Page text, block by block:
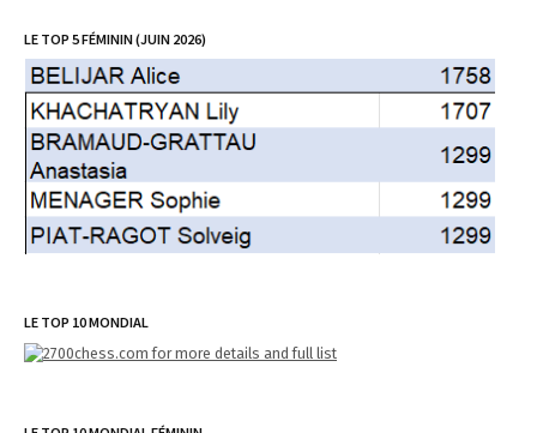
LE TOP 5 FÉMININ (JUIN 2026)
LE TOP 10 MONDIAL